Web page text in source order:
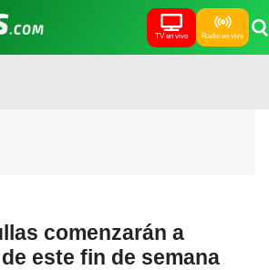
TV en vivo Radio en vivo
comenzarán a
este fin de semana